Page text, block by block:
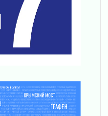
дня рождения
детей и взрослых